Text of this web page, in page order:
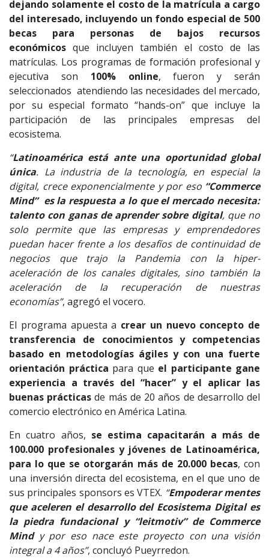
dejando solamente el costo de la matrícula a cargo
del interesado, incluyendo un fondo especial de 500
becas para personas de bajos recursos
económicosque incluyen también el costo de las
matrículas. Los programas de formación profesional y
ejecutiva son 100% online, fueron y serán
seleccionados atendiendo las necesidades del mercado,
por su especial formato “hands-on” que incluye la
participación de las principales empresas del
ecosistema.
“Latinoamérica está ante una oportunidad global
única. La industria de la tecnología, en especial la
digital, crece exponencialmente y por eso “Commerce
Mind” es la respuesta a lo que el mercado necesita:
talento con ganas de aprender sobre digital, que no
solo permite que las empresas y emprendedores
puedan hacer frente a los desafíos de continuidad de
negocios que trajo la Pandemia con la hiper-
aceleración de los canales digitales, sino también la
aceleración de la recuperación de nuestras
economías”, agregó el vocero.
El programa apuesta a crear un nuevo concepto de
transferencia de conocimientos y competencias
basado en metodologías ágiles y con una fuerte
orientación práctica para que el participante gane
experiencia a través del “hacer” y el aplicar las
buenas prácticas de más de 20 años de desarrollo del
comercio electrónico en América Latina.
En cuatro años, se estima capacitarán a más de
100.000 profesionales y jóvenes de Latinoamérica,
para lo que se otorgarán más de 20.000 becas, con
una inversión directa del ecosistema, en el que uno de
sus principales sponsors es VTEX. “Empoderar mentes
que aceleren el desarrollo del Ecosistema Digital es
la piedra fundacional y “leitmotiv” de Commerce
Mindy por eso nace este proyecto con una visión
integral a 4 años”, concluyó Pueyrredon.